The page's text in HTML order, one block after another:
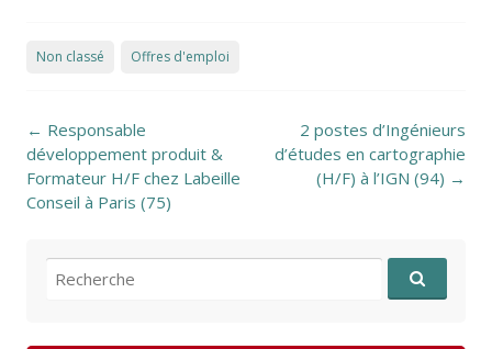
Non classé Offres d'emploi
Post navigation
← Responsable
développement produit &
Formateur H/F chez Labeille
Conseil à Paris (75)
2 postes d’Ingénieurs
d’études en cartographie
(H/F) à l’IGN (94) →
Recherche pour: